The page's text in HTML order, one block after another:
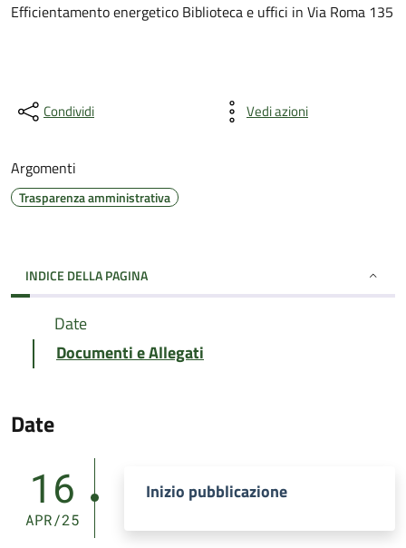
Efficientamento energetico Biblioteca e uffici in Via Roma 135
Condividi Vedi azioni
Argomenti
Trasparenza amministrativa
INDICE DELLA PAGINA
Date
Documenti e Allegati
Date
16
APR/25
Inizio pubblicazione